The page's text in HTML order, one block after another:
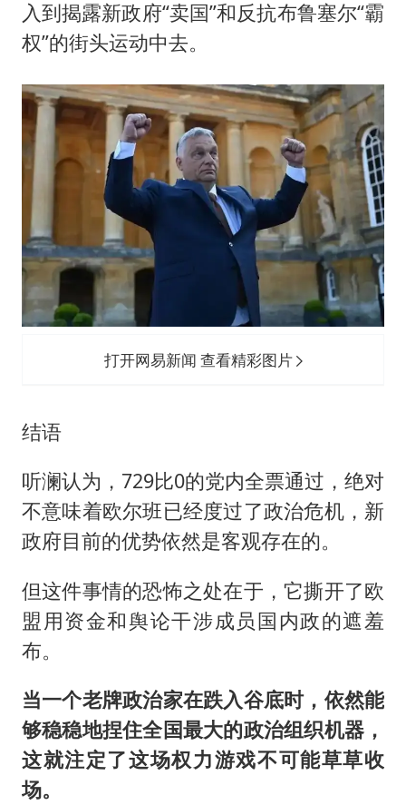
入到揭露新政府“卖国”和反抗布鲁塞尔“霸
权”的街头运动中去。
打开网易新闻 查看精彩图片
结语
听澜认为，729比0的党内全票通过，绝对
不意味着欧尔班已经度过了政治危机，新
政府目前的优势依然是客观存在的。
但这件事情的恐怖之处在于，它撕开了欧
盟用资金和舆论干涉成员国内政的遮羞
布。
当一个老牌政治家在跌入谷底时，依然能
够稳稳地捏住全国最大的政治组织机器，
这就注定了这场权力游戏不可能草草收
场。